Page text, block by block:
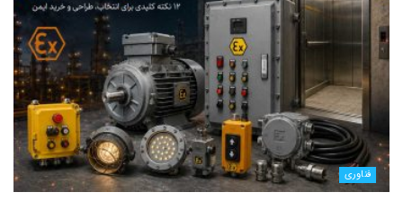
فناوری